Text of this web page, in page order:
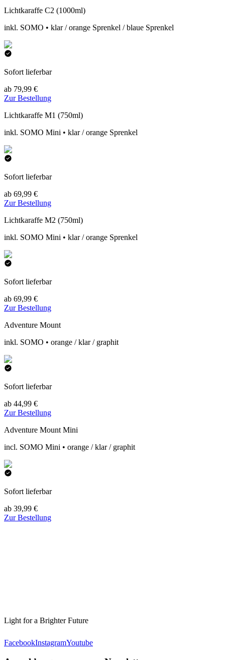
Lichtkaraffe C2 (1000ml)
inkl. SOMO • klar / orange Sprenkel / blaue Sprenkel
Sofort lieferbar
ab 79,99 €
Zur Bestellung
Lichtkaraffe M1 (750ml)
inkl. SOMO Mini • klar / orange Sprenkel
Sofort lieferbar
ab 69,99 €
Zur Bestellung
Lichtkaraffe M2 (750ml)
inkl. SOMO Mini • klar / orange Sprenkel
Sofort lieferbar
ab 69,99 €
Zur Bestellung
Adventure Mount
inkl. SOMO • orange / klar / graphit
Sofort lieferbar
ab 44,99 €
Zur Bestellung
Adventure Mount Mini
incl. SOMO Mini • orange / klar / graphit
Sofort lieferbar
ab 39,99 €
Zur Bestellung
Light for a Brighter Future
FacebookInstagramYoutube